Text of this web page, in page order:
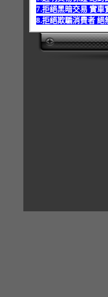
7.拒絕黑暗交易 實車
8.拒絕欺騙消費者 絕